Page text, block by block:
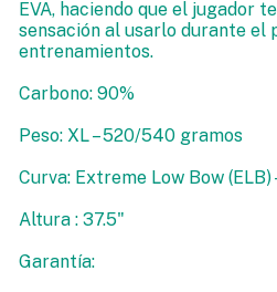
EVA, haciendo que el jugador
sensación al usarlo durante el
entrenamientos.
Carbono: 90%
Peso: XL – 520/540 gramos
Curva: Extreme Low Bow (ELB)
Altura : 37.5"
Garantía: